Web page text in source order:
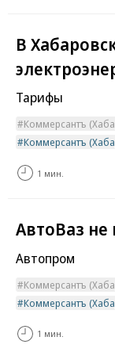
В
Тарифы
Коммерсантъ
Коммерсантъ
1 мин.
АвтоВаз
Автопром
Коммерсантъ
Коммерсантъ
1 мин.